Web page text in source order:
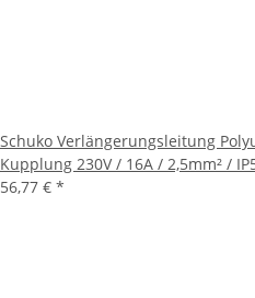
Schuko Verlängerungsleitung
Kupplung 230V / 16A / 2,5mm² /
56,77 € *